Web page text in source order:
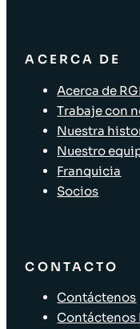
ACERCA DE
Acerca de
Trabaje con
Nuestra
Nuestro
Franquicia
Socios
CONTACTO
Contáctenos
Contáctenos